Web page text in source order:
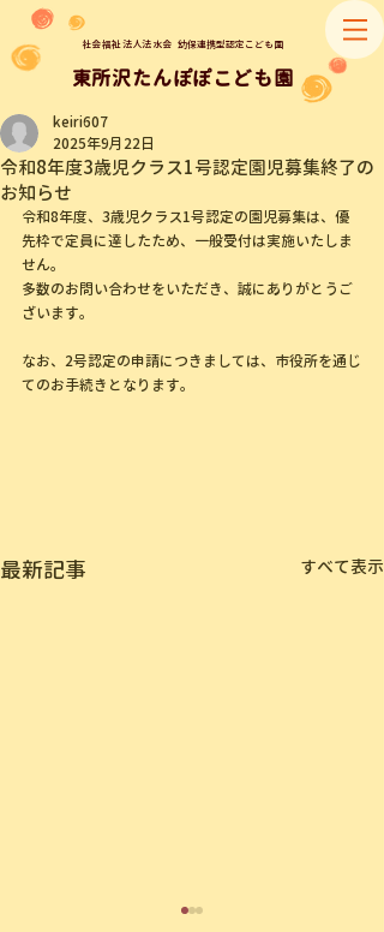
社会福祉法人法水会 幼保連携型認定こども園
​東所沢たんぽぽこども園
令和8年度3歳児クラス1号認定園児募集終了の
お知らせ
keiri607
2025年9月22日
令和8年度、3歳児クラス1号認定の園児募集は、優
先枠で定員に達したため、一般受付は実施いたしま
せん。
多数のお問い合わせをいただき、誠にありがとうご
ざいます。
なお、2号認定の申請につきましては、市役所を通じ
てのお手続きとなります。
最新記事 すべて表示